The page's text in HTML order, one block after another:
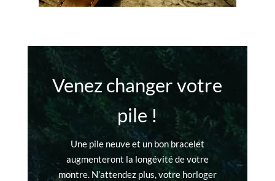
Venez changer votre
pile !
Une pile neuve et un bon bracelet
augmenteront la longévité de votre
montre. N’attendez plus, votre horloger